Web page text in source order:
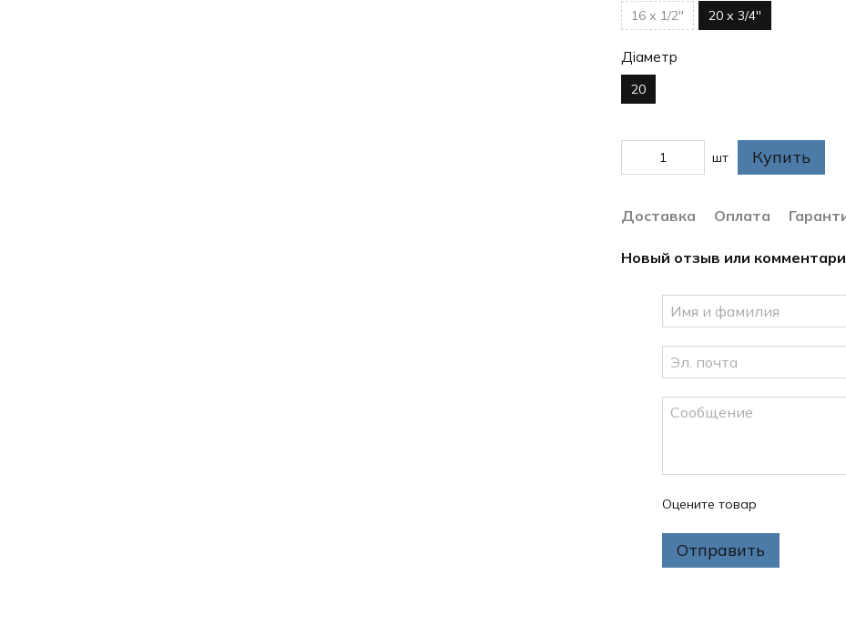
16 х 1/2'' 20 х 3/4''
Діаметр
20
шт Купить
Доставка Оплата
Новый отзыв или
Оцените товар
Отправить